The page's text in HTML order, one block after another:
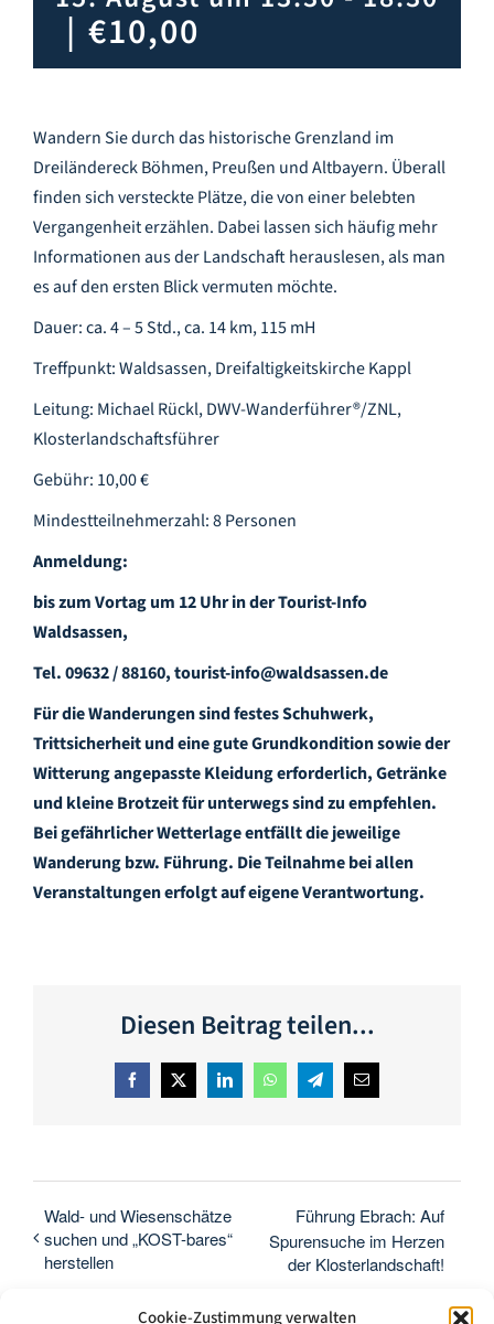
Cookie-Zustimmung verwalten
Infozentrum
Lernort
Kulinarik
Deutsch
| €10,00
Wandern Sie durch das historische Grenzland im
Dreiländereck Böhmen, Preußen und Altbayern. Überall
finden sich versteckte Plätze, die von einer belebten
Vergangenheit erzählen. Dabei lassen sich häufig mehr
Informationen aus der Landschaft herauslesen, als man
es auf den ersten Blick vermuten möchte.
Dauer: ca. 4 – 5 Std., ca. 14 km, 115 mH
Treffpunkt: Waldsassen, Dreifaltigkeitskirche Kappl
Leitung: Michael Rückl, DWV-Wanderführer®/ZNL,
Klosterlandschaftsführer
Gebühr: 10,00 €
Mindestteilnehmerzahl: 8 Personen
Anmeldung:
bis zum Vortag um 12 Uhr in der Tourist-Info
Waldsassen,
Tel. 09632 / 88160, tourist-info@waldsassen.de
Für die Wanderungen sind festes Schuhwerk,
Trittsicherheit und eine gute Grundkondition sowie der
Witterung angepasste Kleidung erforderlich, Getränke
und kleine Brotzeit für unterwegs sind zu empfehlen.
Bei gefährlicher Wetterlage entfällt die jeweilige
Wanderung bzw. Führung. Die Teilnahme bei allen
Veranstaltungen erfolgt auf eigene Verantwortung.
Diesen Beitrag teilen...
Facebook
X LinkedInWhatsAppTelegram
E-
Mail
Wald- und Wiesenschätze
suchen und „KOST-bares“
herstellen
Führung Ebrach: Auf
Spurensuche im Herzen
der Klosterlandschaft!